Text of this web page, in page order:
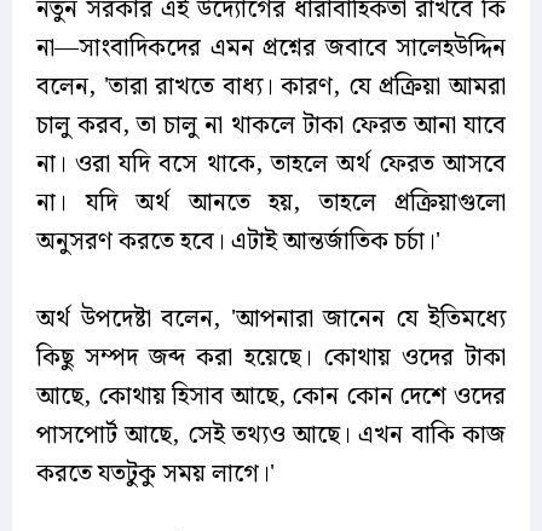
নতুন সরকার এই উদ্যোগের ধারাবাহিকতা রাখবে কি
না—সাংবাদিকদের এমন প্রশ্নের জবাবে সালেহউদ্দিন
বলেন, 'তারা রাখতে বাধ্য। কারণ, যে প্রক্রিয়া আমরা
চালু করব, তা চালু না থাকলে টাকা ফেরত আনা যাবে
না। ওরা যদি বসে থাকে, তাহলে অর্থ ফেরত আসবে
না। যদি অর্থ আনতে হয়, তাহলে প্রক্রিয়াগুলো
অনুসরণ করতে হবে। এটাই আন্তর্জাতিক চর্চা।'
অর্থ উপদেষ্টা বলেন, 'আপনারা জানেন যে ইতিমধ্যে
কিছু সম্পদ জব্দ করা হয়েছে। কোথায় ওদের টাকা
আছে, কোথায় হিসাব আছে, কোন কোন দেশে ওদের
পাসপোর্ট আছে, সেই তথ্যও আছে। এখন বাকি কাজ
করতে যতটুকু সময় লাগে।'